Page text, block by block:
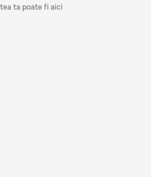
ta poate fi aici